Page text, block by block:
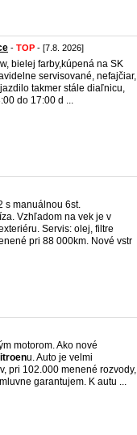
- TOP - [7.8. 2026]
bielej farby,kúpená na SK
servisované, nefajčiar,
takmer stále diaľnicu,
do 17:00 d ...
s manuálnou 6st.
Vzhľadom na vek je v
Servis: olej, filtre
pri 88 000km. Nové vstr
motorom. Ako nové
u. Auto je velmi
pri 102.000 menené rozvody,
garantujem. K autu ...